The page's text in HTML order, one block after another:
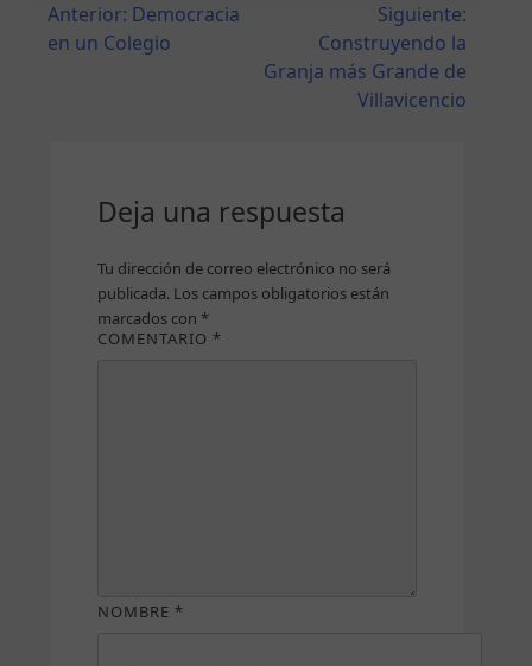
Anterior: Democracia
en un Colegio
Siguiente:
Construyendo la
Granja más Grande de
Villavicencio
Deja una respuesta
Tu dirección de correo electrónico no será
publicada. Los campos obligatorios están
marcados con *
COMENTARIO *
NOMBRE *